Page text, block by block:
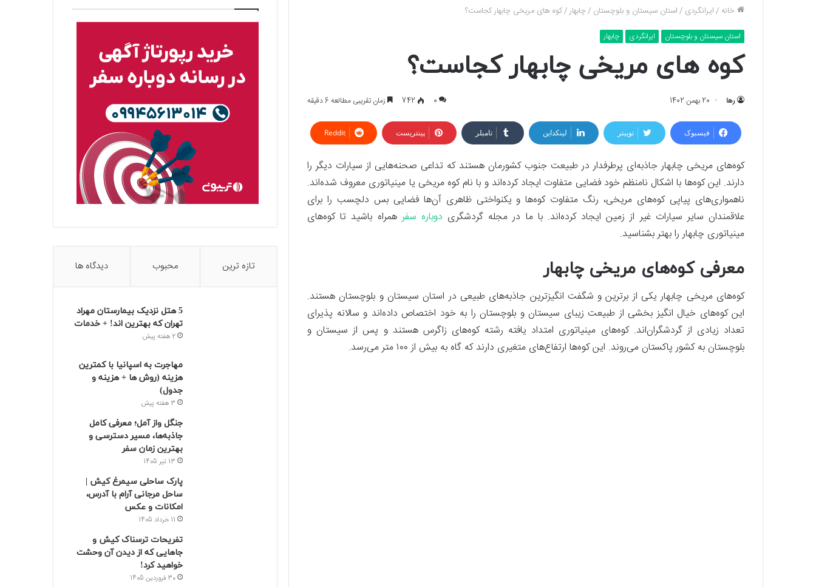
خانه /ایرانگردی /استان سیستان و بلوچستان /چابهار/کوه‌ های مریخی چابهار کجاست؟
استان سیستان و بلوچستان ایرانگردی چابهار
کوه‌ های مریخی چابهار کجاست؟
رها 20 بهمن 1402 0
742 زمان تقریبی مطالعه 6 دقیقه
فیسبوک توییتر لینکداین تامبلر پینتریست Reddit
کوه‌های مریخی چابهار جاذبه‌ای پرطرفدار در طبیعت جنوب کشورمان هستند که تداعی صحنه‌هایی از سیارات دیگر را
دارند. این کوه‌ها با اشکال نامنظم خود فضایی متفاوت ایجاد کرده‌اند و با نام کوه مریخی یا مینیاتوری معروف شده‌اند.
ناهمواری‌های پیاپی کوه‌های مریخی، رنگ متفاوت کوه‌ها و یکنواختی ظاهری آن‌ها فضایی بس دلچسب را برای
علاقمندان سایر سیارات غیر از زمین ایجاد کرده‌اند. با ما در مجله گردشگری دوباره سفرهمراه باشید تا کوه‌های
مینیاتوری چابهار را بهتر بشناسید.
معرفی کوه‌های مریخی چابهار
کوه‌های مریخی چابهار یکی از برترین و شگفت انگیزترین جاذبه‌های طبیعی در استان سیستان و بلوچستان هستند.
این کوه‌های خیال انگیز بخشی از طبیعت زیبای سیستان و بلوچستان را به خود اختصاص داده‌اند و سالانه پذیرای
تعداد زیادی از گردشگران‌اند. کوه‌های مینیاتوری امتداد یافته رشته کوه‌های زاگرس هستند و پس از سیستان و
بلوچستان به کشور پاکستان می‌روند‌. این کوه‌ها ارتفاع‌های متغیری دارند که گاه به بیش از ۱۰۰ متر می‌رسد.
تازه ترین محبوب دیدگاه ها
5 هتل نزدیک بیمارستان مهراد
تهران که بهترین‌ اند! + خدمات
2 هفته پیش
مهاجرت به اسپانیا با کمترین
هزینه (روش ها + هزینه و
جدول)
3 هفته پیش
جنگل واز آمل؛ معرفی کامل
جاذبه‌ها، مسیر دسترسی و
بهترین زمان سفر
13 تیر 1405
پارک ساحلی سیمرغ کیش |
ساحل مرجانی آرام با آدرس،
امکانات و عکس
11 خرداد 1405
تفریحات ترسناک کیش و
جاهایی که از دیدن آن وحشت
خواهید کرد!
30 فروردین 1405